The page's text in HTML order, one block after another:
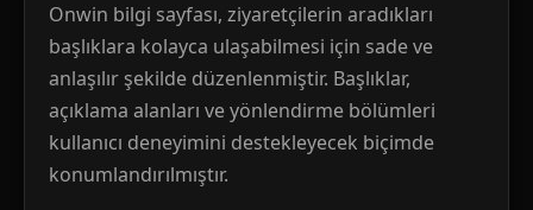
Onwin bilgi sayfası, ziyaretçilerin aradıkları
başlıklara kolayca ulaşabilmesi için sade ve
anlaşılır şekilde düzenlenmiştir. Başlıklar,
açıklama alanları ve yönlendirme bölümleri
kullanıcı deneyimini destekleyecek biçimde
konumlandırılmıştır.